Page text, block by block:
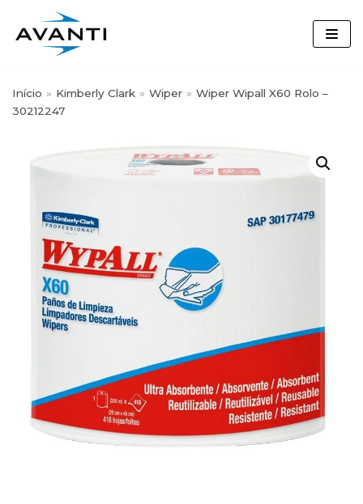
Skip
content
Busque por nome, marca ou
categoria:
Segmentos
Desinfetante
Detergentes Louça
Equipamentos (14)
Escritórios (5)
Hobart (3)
Hospitais e Clínicas
Início » Kimberly Clark » Wiper » Wiper Wipall X60 Rolo –
30212247